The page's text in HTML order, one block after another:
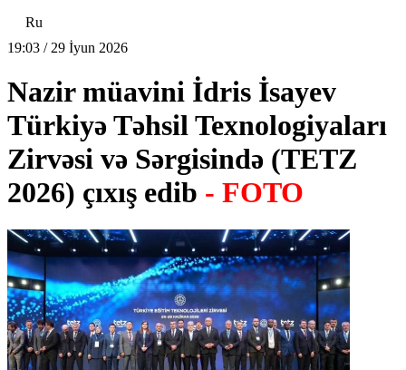
Ru
19:03 / 29 İyun 2026
Nazir müavini İdris İsayev
Türkiyə Təhsil Texnologiyaları
Zirvəsi və Sərgisində (TETZ
2026) çıxış edib - FOTO